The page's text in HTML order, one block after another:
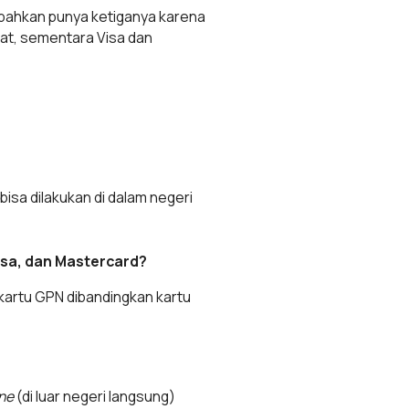
punya ketiganya karena
sementara Visa dan
dilakukan di dalam negeri
dan Mastercard?
GPN dibandingkan kartu
(di luar negeri langsung)